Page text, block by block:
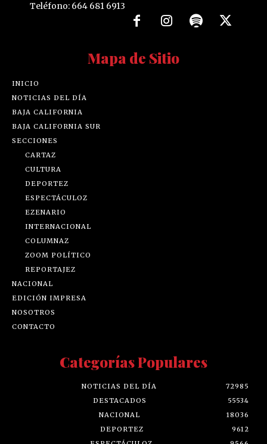
Teléfono: 664 681 6913
Mapa de Sitio
INICIO
NOTICIAS DEL DÍA
BAJA CALIFORNIA
BAJA CALIFORNIA SUR
SECCIONES
CARTAZ
CULTURA
DEPORTEZ
ESPECTÁCULOZ
EZENARIO
INTERNACIONAL
COLUMNAZ
ZOOM POLÍTICO
REPORTAJEZ
NACIONAL
EDICIÓN IMPRESA
NOSOTROS
CONTACTO
Categorías Populares
NOTICIAS DEL DÍA
72985
DESTACADOS
55534
NACIONAL
18036
DEPORTEZ
9612